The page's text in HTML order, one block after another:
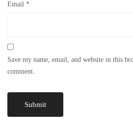
Email *
Save my name, email, and website in this
comment.